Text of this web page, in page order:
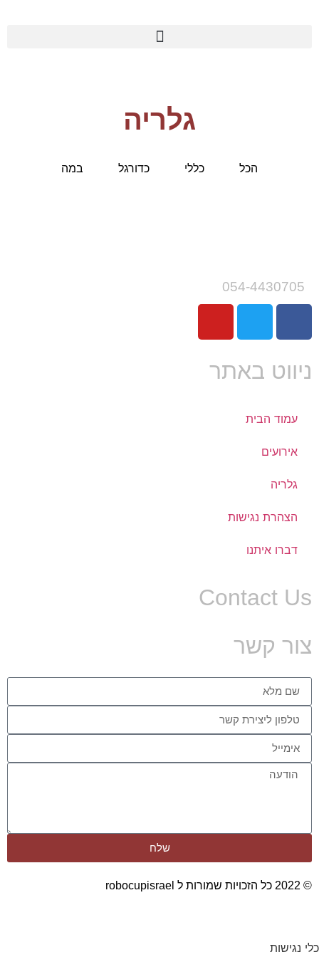
גלריה
הכל כללי כדורגל במה
054-4430705
ניווט באתר
עמוד הבית
אירועים
גלריה
הצהרת נגישות
דברו איתנו
Contact Us
צור קשר
שלח
© 2022 כל הזכויות שמורות ל robocupisrael
כלי נגישות